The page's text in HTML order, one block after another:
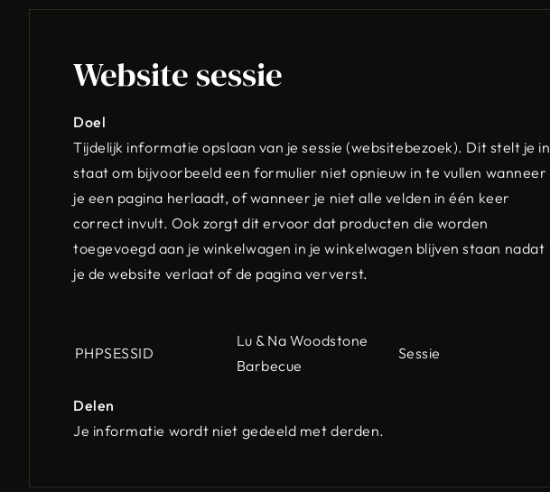
Website sessie
Doel
Tijdelijk informatie opslaan van je sessie (websitebezoek). Dit stelt je in
staat om bijvoorbeeld een formulier niet opnieuw in te vullen wanneer
je een pagina herlaadt, of wanneer je niet alle velden in één keer
correct invult. Ook zorgt dit ervoor dat producten die worden
toegevoegd aan je winkelwagen in je winkelwagen blijven staan nadat
je de website verlaat of de pagina ververst.
PHPSESSID
Lu & Na Woodstone
Barbecue
Sessie
Delen
Je informatie wordt niet gedeeld met derden.